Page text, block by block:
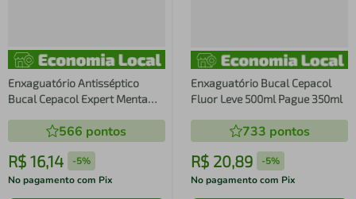
Enxaguatório Antisséptico
Bucal Cepacol Expert Menta
566 pontos
R$ 16,14 -5%
No pagamento com Pix
Enxaguatório Bucal Cepacol
Fluor Leve 500ml Pague 350ml
733 pontos
R$ 20,89 -5%
No pagamento com Pix